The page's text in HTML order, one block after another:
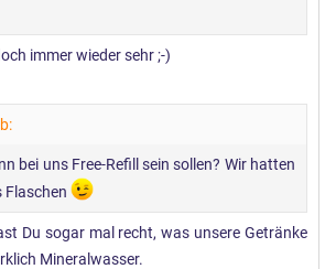
immer wieder sehr ;-)
bei uns Free-Refill sein sollen? Wir hatten
Flaschen
Du sogar mal recht, was unsere Getränke
Mineralwasser.